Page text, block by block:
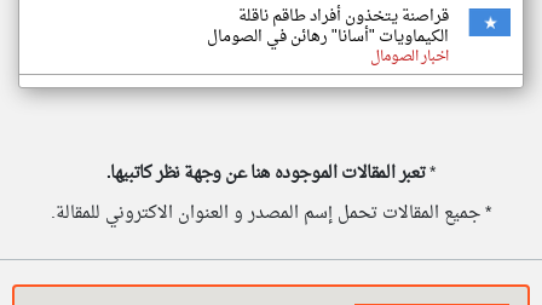
قراصنة يتخذون أفراد طاقم ناقلة
الكيماويات "أسانا" رهائن في الصومال
اخبار الصومال
*تعبر المقالات الموجوده هنا عن وجهة نظر كاتبيها.
* جميع المقالات تحمل إسم المصدر و العنوان الاكتروني للمقالة.